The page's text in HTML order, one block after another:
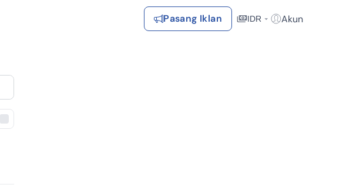
Pasang Iklan IDR Akun